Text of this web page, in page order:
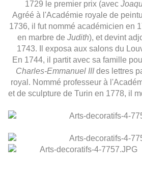
1729 le premier prix (avec
Agréé à l'Académie royale de
1736, il fut nommé académicien en
en marbre de Judith), et devint
1743. Il exposa aux salons du
En 1744, il partit avec sa famille
Charles-Emmanuel IIIdes lettres
royal. Nommé professeur à
et de sculpture de Turin en 1778, il